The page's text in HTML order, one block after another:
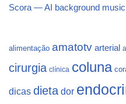
Scora — AI background
alimentação amatotv arterial
cirurgia clínica coluna
dicas dieta dor